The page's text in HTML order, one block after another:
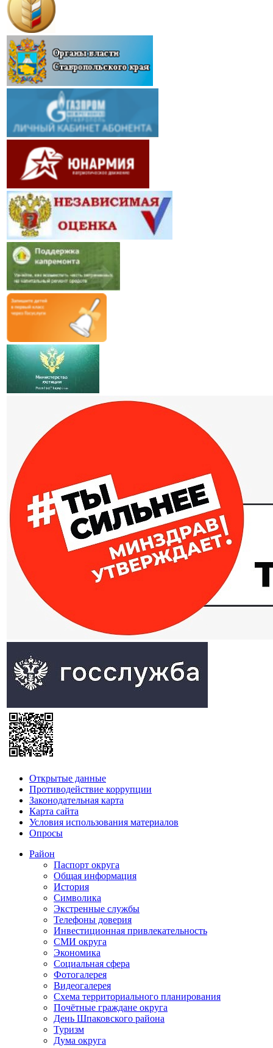
Открытые данные
Противодействие коррупции
Законодательная карта
Карта сайта
Условия использования материалов
Опросы
Район
Паспорт округа
Общая информация
История
Символика
Экстренные службы
Телефоны доверия
Инвестиционная привлекательность
СМИ округа
Экономика
Социальная сфера
Фотогалерея
Видеогалерея
Схема территориального планирования
Почётные граждане округа
День Шпаковского района
Туризм
Дума округа